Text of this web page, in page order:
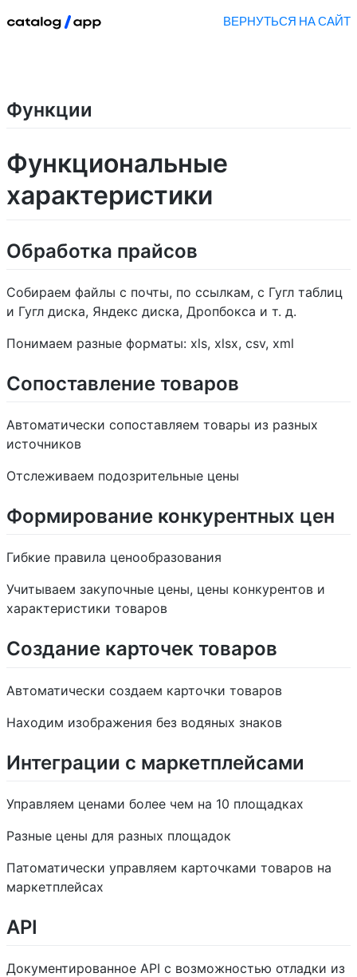
ВЕРНУТЬСЯ НА САЙТ
Функции
Функциональные
характеристики
Обработка прайсов
Собираем файлы с почты, по ссылкам, с Гугл таблиц
и Гугл диска, Яндекс диска, Дропбокса и т. д.
Понимаем разные форматы: xls, xlsx, csv, xml
Сопоставление товаров
Автоматически сопоставляем товары из разных
источников
Отслеживаем подозрительные цены
Формирование конкурентных цен
Гибкие правила ценообразования
Учитываем закупочные цены, цены конкурентов и
характеристики товаров
Создание карточек товаров
Автоматически создаем карточки товаров
Находим изображения без водяных знаков
Интеграции с маркетплейсами
Управляем ценами более чем на 10 площадках
Разные цены для разных площадок
Патоматически управляем карточками товаров на
маркетплейсах
API
Документированное API с возможностью отладки из